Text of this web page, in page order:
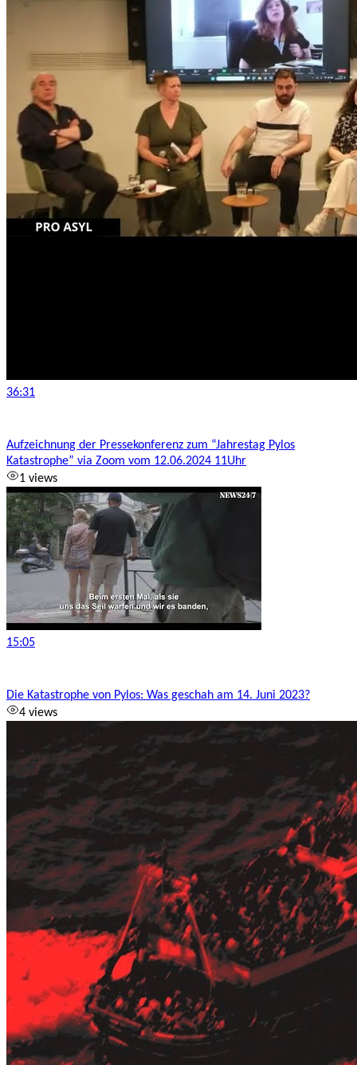
36:31
Aufzeichnung der Pressekonferenz zum “Jahrestag Pylos
Katastrophe” via Zoom vom 12.06.2024 11Uhr
1 views
15:05
Die Katastrophe von Pylos: Was geschah am 14. Juni 2023?
4 views